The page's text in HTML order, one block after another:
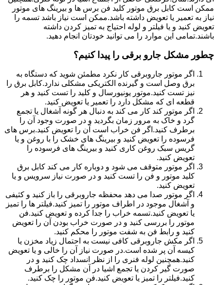
ممکن است کابل برق موتور کلید فن برس ها و بیرینگ های موتور
نیاز به تعمیر یا تعویض داشته باشد.ممکن است نیاز باشد تسمه را
تعویض کنید و یا فیلتر و لوله احتیاج به تمیز کردن داشته
باشند.تمامی این موارد را می توانید خودتان انجام دهید.
چطور مشکل جارو برقی را پیدا کنیم؟
اگر موتور جاروبرقی کار نکرد مطمئن شوید که دستگاه به
برق وصل است و گیرنده الکتریکی مشکلی ندارد.کابل برق را
نیز تست کنید.موتور یونیورسال و کلید را تست کنید و هر
قطعه ای که مشکل دارد را تعمیر یا تعویض کنید.
اگر موتور کند کار می کند به دنبال هر گونه آشغال یا تجمع
گرد و خاک به مرور زمان بگردید و در صورت وجود آن را
برطرف کنید.اگر فن خراب است آن را تعویض کنید.برس های
فرسوده را تعویض کنید و بیرینگ های خشک را با روغن و یا
گریس سبک روغن کاری کنید و بیرینگ های فرسوده را
تعویض کنید.
اگر موتور متوقف می شود و دوباره کار می کند کابل برق
کلید موتور و فن را تست کنید و در صورت نیاز سرویس و یا
تعویض کنید.
اگر موتور صدا می دهد محفظه جاروبرقی را باز کنید و کثیفی
و آشغال موجود در اطراف موتور را تمیز کنید.فیلتر ها را تمیز
یا تعویض کنید.تسمه خراب را جدا کرده و تعویض کنید.فن
موتور را بررسی کنید و در صورت خراب بودن آن را تعویض
کنید و رابط فن به شفت موتور را محکم کنید.
اگر مکش جاروبرقی کافی نیست به احتمال زیاد مخزن یا
کیسه آن پر شده است.در صورت نیاز آن را خالی و یا تعویض
کنید.همچنین لوله فنری را از نظر انسداد چک کنید و در
صورت گیر کردن یا تجمع اشیا در آن مشکل را برطرف
کنید.فیلتر را تمیز یا تعویض کنید.فن موتور را چک کنید.